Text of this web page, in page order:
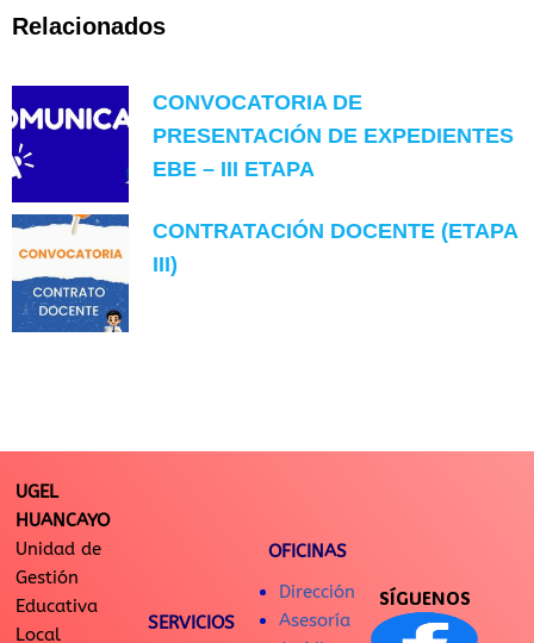
Relacionados
CONVOCATORIA DE
PRESENTACIÓN DE EXPEDIENTES
EBE – III ETAPA
CONTRATACIÓN DOCENTE (ETAPA
III)
UGEL
HUANCAYO
Unidad de
Gestión
Educativa
Local
SERVICIOS
OFICINAS
Dirección
Asesoría
SÍGUENOS